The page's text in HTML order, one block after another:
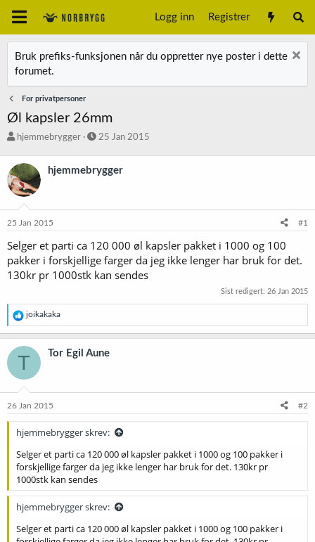
Logg inn Registrer
Bruk prefiks-funksjonen når du oppretter nye poster i dette
forumet.
For privatpersoner
Øl kapsler 26mm
T
å
d
s
a
r
e
r
hjemmebrygger
S
r
a
25 Jan 2015
hjemmebrygger
25 Jan 2015 #1
Selger et parti ca 120 000 øl kapsler pakket i 1000 og 100
pakker i forskjellige farger da jeg ikke lenger har bruk for det.
130kr pr 1000stk kan sendes
Sist redigert: 26 Jan 2015
R
e
a
k
s
o
e
joikakaka
T Tor Egil Aune
26 Jan 2015 #2
hjemmebrygger skrev:
Selger et parti ca 120 000 øl kapsler pakket i 1000 og 100 pakker i
forskjellige farger da jeg ikke lenger har bruk for det. 130kr pr
1000stk kan sendes
hjemmebrygger skrev:
Selger et parti ca 120 000 øl kapsler pakket i 1000 og 100 pakker i